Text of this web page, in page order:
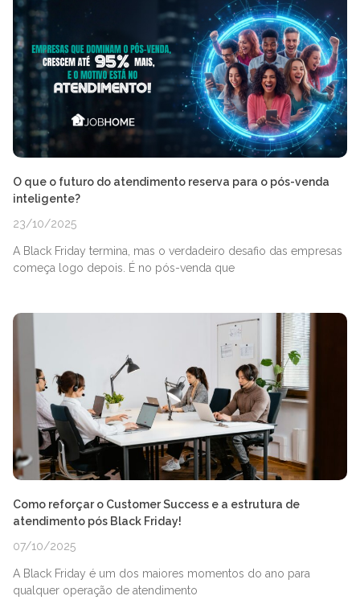
O que o futuro do atendimento reserva para o pós-venda
inteligente?
23/10/2025
A Black Friday termina, mas o verdadeiro desafio das empresas
começa logo depois. É no pós-venda que
Como reforçar o Customer Success e a estrutura de
atendimento pós Black Friday!
07/10/2025
A Black Friday é um dos maiores momentos do ano para
qualquer operação de atendimento